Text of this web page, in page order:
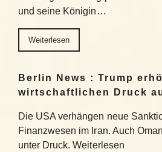
und seine Königin…
Weiterlesen
Berlin News : Trump
wirtschaftlichen Druck
Die USA verhängen neue
Finanzwesen im Iran. Auch
unter Druck. Weiterlesen